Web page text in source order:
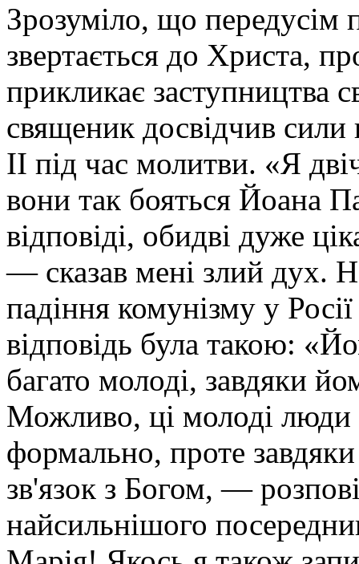
Зрозуміло, що передусім
звертається до Христа,
прикликає заступництва
священик досвідчив
ІІ під час молитви. «Я
вони так бояться Йоана
відповіді, обидві дуже
— сказав мені злий дух.
падіння комунізму у
відповідь була такою:
багато молоді, завдяки
Можливо, ці молоді
формально, проте завдяки
зв'язок з Богом, —
найсильнішого